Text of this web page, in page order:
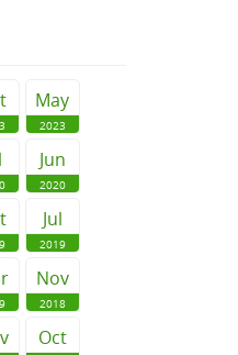
May
2023
Jun
2020
Jul
2019
Nov
2018
Oct